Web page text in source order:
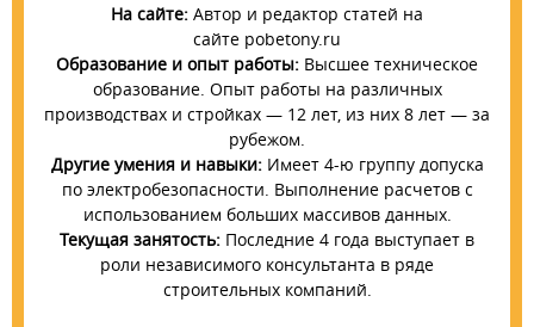
На сайте: Автор и редактор статей на
сайте pobetony.ru
Образование и опыт работы: Высшее техническое
образование. Опыт работы на различных
производствах и стройках — 12 лет, из них 8 лет — за
рубежом.
Другие умения и навыки:Имеет 4-ю группу допуска
по электробезопасности. Выполнение расчетов с
использованием больших массивов данных.
Текущая занятость: Последние 4 года выступает в
роли независимого консультанта в ряде
строительных компаний.